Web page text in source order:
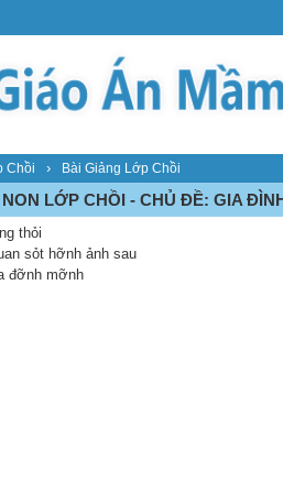
Chồi › Bài Giảng Lớp Chồi
LỚP CHỒI - CHỦ ĐỀ: GIA
thỏi
sỏt hỡnh ảnh sau
đỡnh mỡnh